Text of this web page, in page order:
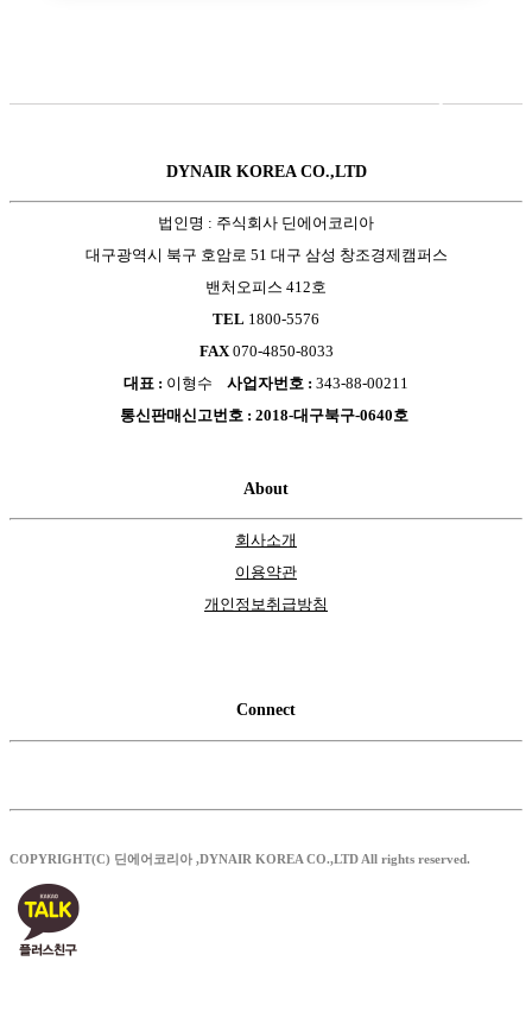
DYNAIR KOREA CO.,LTD
법인명 : 주식회사 딘에어코리아
대구광역시 북구 호암로 51 대구 삼성 창조경제캠퍼스
밴처오피스 412호
TEL 1800-5576
FAX070-4850-8033
대표 : 이형수 사업자번호 : 343-88-00211
통신판매신고번호 : 2018-대구북구-0640호
About
회사소개
이용약관
개인정보취급방침
Connect
COPYRIGHT(C) 딘에어코리아 ,DYNAIR KOREA CO.,LTD All rights reserved.